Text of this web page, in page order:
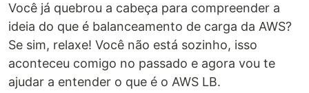
Você já quebrou a cabeça para compreender a
ideia do que é balanceamento de carga da AWS?
Se sim, relaxe! Você não está sozinho, isso
aconteceu comigo no passado e agora vou te
ajudar a entender o que é o AWS LB.